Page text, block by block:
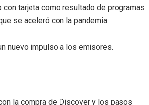
tarjeta como resultado de programas
se aceleró con la pandemia.
nuevo impulso a los emisores.
la compra de Discover y los pasos